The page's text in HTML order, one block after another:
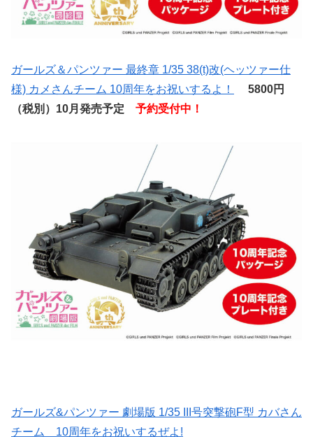
ガールズ＆パンツァー 最終章 1/35 38(t)改(ヘッツァー仕
様) カメさんチーム 10周年をお祝いするよ！
5800円
（税別）10月発売予定 予約受付中！
ガールズ&パンツァー 劇場版 1/35 III号突撃砲F型 カバさん
チーム 10周年をお祝いするぜよ!